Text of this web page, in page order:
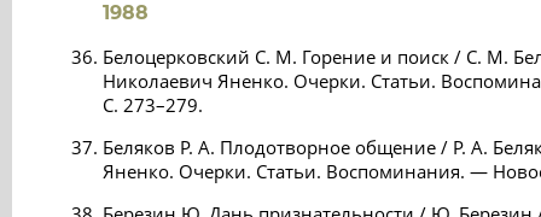
1988
Белоцерковский С. М. Горение и поиск / С. М.
Николаевич Яненко. Очерки. Статьи.
С. 273–279.
Беляков Р. А. Плодотворное общение / Р. А.
Яненко. Очерки. Статьи. Воспоминания. —